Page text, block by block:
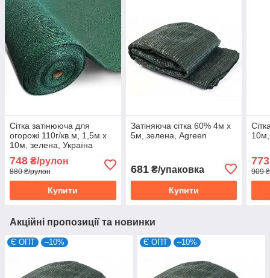
Сітка затінююча для
огорожі 110г/кв.м, 1,5м х
10м, зелена, Україна
748 ₴/рулон
880 ₴/рулон
Купити
Затіняюча сітка 60% 4м х
5м, зелена, Agreen
681₴/упаковка
Купити
10м,
773
909
Акційні пропозиції та новинки
Є ОПТ –10% Є ОПТ –10%